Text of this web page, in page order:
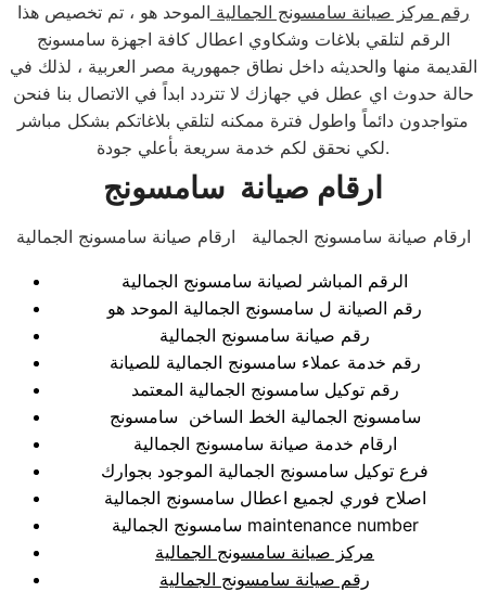
رقم مركز صيانة سامسونج الجمالية الموحد هو ، تم تخصيص هذا
الرقم لتلقي بلاغات وشكاوي اعطال كافة اجهزة سامسونج
القديمة منها والحديثه داخل نطاق جمهورية مصر العربية ، لذلك في
حالة حدوث اي عطل في جهازك لا تتردد ابداً في الاتصال بنا فنحن
متواجدون دائماً واطول فترة ممكنه لتلقي بلاغاتكم بشكل مباشر
لكي نحقق لكم خدمة سريعة بأعلي جودة.
ارقام صيانة سامسونج
ارقام صيانة سامسونج الجمالية ارقام صيانة سامسونج الجمالية
الرقم المباشر لصيانة سامسونج الجمالية
رقم الصيانة ل سامسونج الجمالية الموحد هو
رقم صيانة سامسونج الجمالية
رقم خدمة عملاء سامسونج الجمالية للصيانة
رقم توكيل سامسونج الجمالية المعتمد
سامسونج الجمالية الخط الساخن سامسونج
ارقام خدمة صيانة سامسونج الجمالية
فرع توكيل سامسونج الجمالية الموجود بجوارك
اصلاح فوري لجميع اعطال سامسونج الجمالية
سامسونج الجمالية maintenance number
مركز صيانة سامسونج الجمالية
رقم صيانة سامسونج الجمالية